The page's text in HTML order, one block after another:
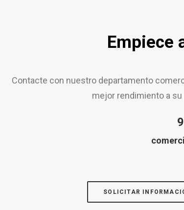
Empiece
Contacte con nuestro departamento
mejor rendimiento a
SOLICITAR